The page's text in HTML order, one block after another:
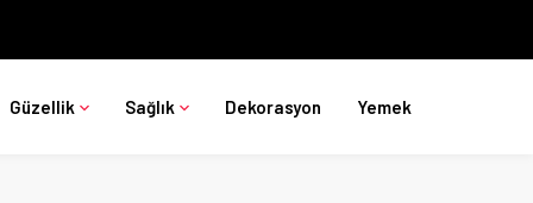
Güzellik Sağlık Dekorasyon Yemek